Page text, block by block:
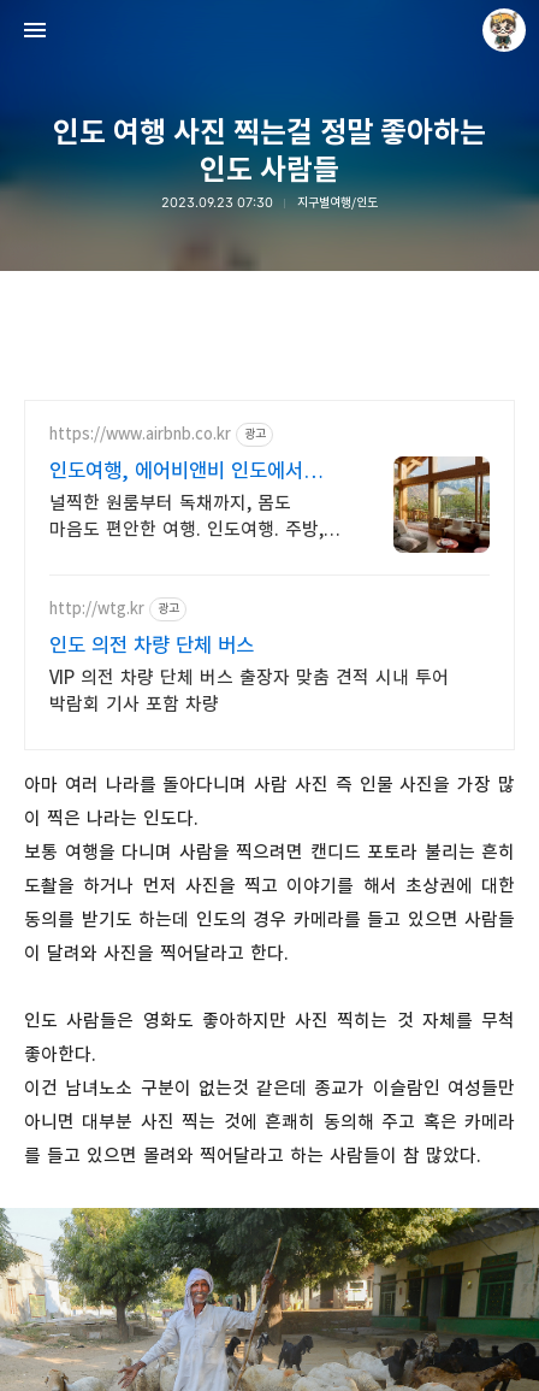
인도 여행 사진 찍는걸 정말 좋아하는
인도 사람들
2023.09.23 07:30 지구별여행/인도
https://www.airbnb.co.kr 광고
인도여행, 에어비앤비 인도에서
살아보기
널찍한 원룸부터 독채까지, 몸도
마음도 편안한 여행. 인도여행. 주방,
http://wtg.kr 광고
인도 의전 차량 단체 버스
VIP 의전 차량 단체 버스 출장자 맞춤 견적 시내 투어
박람회 기사 포함 차량
아마 여러 나라를 돌아다니며 사람 사진 즉 인물 사진을 가장 많
이 찍은 나라는 인도다.
보통 여행을 다니며 사람을 찍으려면 캔디드 포토라 불리는 흔히
도촬을 하거나 먼저 사진을 찍고 이야기를 해서 초상권에 대한
동의를 받기도 하는데 인도의 경우 카메라를 들고 있으면 사람들
이 달려와 사진을 찍어달라고 한다.
인도 사람들은 영화도 좋아하지만 사진 찍히는 것 자체를 무척
좋아한다.
이건 남녀노소 구분이 없는것 같은데 종교가 이슬람인 여성들만
아니면 대부분 사진 찍는 것에 흔쾌히 동의해 주고 혹은 카메라
를 들고 있으면 몰려와 찍어달라고 하는 사람들이 참 많았다.
Raycat : Photo and Story